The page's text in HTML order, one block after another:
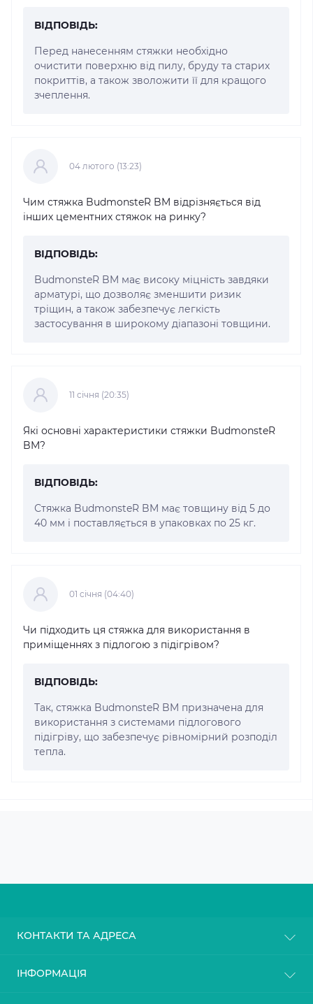
ВІДПОВІДЬ:
Перед нанесенням стяжки необхідно
очистити поверхню від пилу, бруду та старих
покриттів, а також зволожити її для кращого
зчеплення.
04 лютого (13:23)
Чим стяжка BudmonsteR BM відрізняється від
інших цементних стяжок на ринку?
ВІДПОВІДЬ:
BudmonsteR BM має високу міцність завдяки
арматурі, що дозволяє зменшити ризик
тріщин, а також забезпечує легкість
застосування в широкому діапазоні товщини.
11 cічня (20:35)
Які основні характеристики стяжки BudmonsteR
BM?
ВІДПОВІДЬ:
Стяжка BudmonsteR BM має товщину від 5 до
40 мм і поставляється в упаковках по 25 кг.
01 cічня (04:40)
Чи підходить ця стяжка для використання в
приміщеннях з підлогою з підігрівом?
ВІДПОВІДЬ:
Так, стяжка BudmonsteR BM призначена для
використання з системами підлогового
підігріву, що забезпечує рівномірний розподіл
тепла.
КОНТАКТИ ТА АДРЕСА
ІНФОРМАЦІЯ